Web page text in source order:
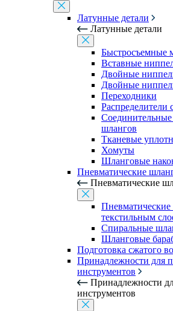
Латунные детали
Латунные детали
Быстросъемные
Вставные
Двойные
Двойные
Переходники
Распределители
шлангов
Тканевые
Хомуты
Шланговые
Пневматические
Пневматические
текстильным
Спиральные
Шланговые
Подготовка сжатого
Принадлежности для
инструментов
Принадлежности
инструментов